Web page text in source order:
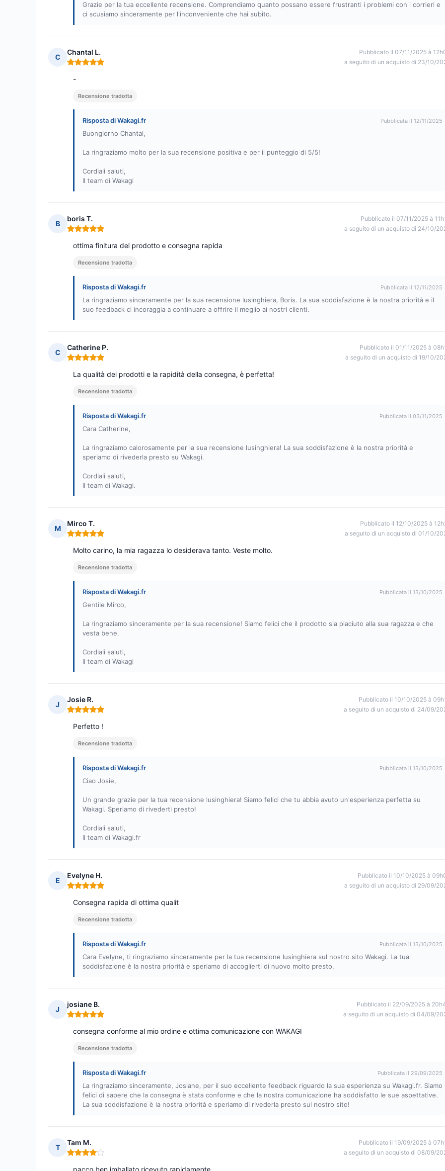
Grazie per la tua eccellente recensione. Comprendiamo quanto possano essere frustranti i problemi con i corrieri e
ci scusiamo sinceramente per l'inconveniente che hai subito.
C
Chantal L.
Nota: 5 su 5
Pubblicato il 07/11/2025 à
a seguito di un acquisto di 23/10/
-
Recensione tradotta
Risposta di Wakagi.fr Pubblicata il 12/11/2025
Buongiorno Chantal,
La ringraziamo molto per la sua recensione positiva e per il punteggio di 5/5!
Cordiali saluti,
Il team di Wakagi
B
boris T.
Nota: 5 su 5
Pubblicato il 07/11/2025 à
a seguito di un acquisto di 24/10/
ottima finitura del prodotto e consegna rapida
Recensione tradotta
Risposta di Wakagi.fr Pubblicata il 12/11/2025
La ringraziamo sinceramente per la sua recensione lusinghiera, Boris. La sua soddisfazione è la nostra priorità e il
suo feedback ci incoraggia a continuare a offrire il meglio ai nostri clienti.
C
Catherine P.
Nota: 5 su 5
Pubblicato il 01/11/2025 à
a seguito di un acquisto di 19/10/
La qualità dei prodotti e la rapidità della consegna, è perfetta!
Recensione tradotta
Risposta di Wakagi.fr Pubblicata il 03/11/2025
Cara Catherine,
La ringraziamo calorosamente per la sua recensione lusinghiera! La sua soddisfazione è la nostra priorità e
speriamo di rivederla presto su Wakagi.
Cordiali saluti,
Il team di Wakagi.
M
Mirco T.
Nota: 5 su 5
Pubblicato il 12/10/2025 à
a seguito di un acquisto di 01/10/
Molto carino, la mia ragazza lo desiderava tanto. Veste molto.
Recensione tradotta
Risposta di Wakagi.fr Pubblicata il 13/10/2025
Gentile Mirco,
La ringraziamo sinceramente per la sua recensione! Siamo felici che il prodotto sia piaciuto alla sua ragazza e che
vesta bene.
Cordiali saluti,
Il team di Wakagi
J
Josie R.
Nota: 5 su 5
Pubblicato il 10/10/2025 à
a seguito di un acquisto di 24/09/
Perfetto !
Recensione tradotta
Risposta di Wakagi.fr Pubblicata il 13/10/2025
Ciao Josie,
Un grande grazie per la tua recensione lusinghiera! Siamo felici che tu abbia avuto un'esperienza perfetta su
Wakagi. Speriamo di rivederti presto!
Cordiali saluti,
Il team di Wakagi.fr
E
Evelyne H.
Nota: 5 su 5
Pubblicato il 10/10/2025 à
a seguito di un acquisto di 29/09/
Consegna rapida di ottima qualit
Recensione tradotta
Risposta di Wakagi.fr Pubblicata il 13/10/2025
Cara Evelyne, ti ringraziamo sinceramente per la tua recensione lusinghiera sul nostro sito Wakagi. La tua
soddisfazione è la nostra priorità e speriamo di accoglierti di nuovo molto presto.
J
josiane B.
Nota: 5 su 5
Pubblicato il 22/09/2025 à
a seguito di un acquisto di 04/09/
consegna conforme al mio ordine e ottima comunicazione con WAKAGI
Recensione tradotta
Risposta di Wakagi.fr Pubblicata il 29/09/2025
La ringraziamo sinceramente, Josiane, per il suo eccellente feedback riguardo la sua esperienza su Wakagi.fr. Siamo
felici di sapere che la consegna è stata conforme e che la nostra comunicazione ha soddisfatto le sue aspettative.
La sua soddisfazione è la nostra priorità e speriamo di rivederla presto sul nostro sito!
T
Tam M.
Nota: 4 su 5
Pubblicato il 19/09/2025 à
a seguito di un acquisto di 08/09/